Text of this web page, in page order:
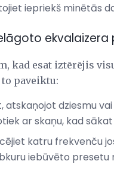
iepriekš minētās
ekvalaizera
kad esat iztērējis
to paveiktu:
atskaņojot dziesmu vai
ar skaņu, kad
katru frekvenču
iebūvēto